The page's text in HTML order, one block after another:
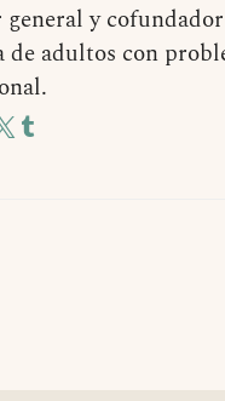
y
de adultos con